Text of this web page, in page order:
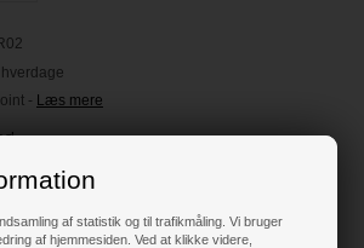
af statistik og til trafikmåling. Vi bruger
af hjemmesiden. Ved at klikke videre,
- Læs mere